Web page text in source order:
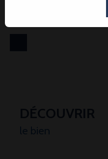
Maison individuelle à